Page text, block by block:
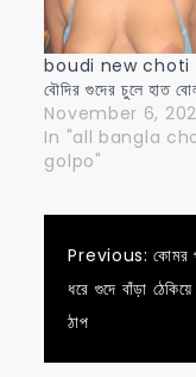
boudi new choti
বৌদির গুদের চুলে হাত
November 6,
In "all bangla
golpo"
Post
Previous: কোমর
ধরে গুদে বাঁড়া
ঠাপ